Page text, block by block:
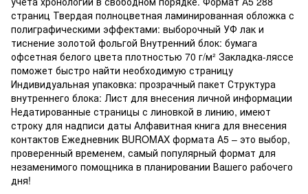
страниц Твердая полноцветная ламинированная обложка с
полиграфическими эффектами: выборочный УФ лак и
тиснение золотой фольгой Внутренний блок: бумага
офсетная белого цвета плотностью 70 г/м² Закладка-ляссе
поможет быстро найти необходимую страницу
Индивидуальная упаковка: прозрачный пакет Структура
внутреннего блока: Лист для внесения личной информации
Недатированные страницы с линовкой в линию, имеют
строку для надписи даты Алфавитная книга для внесения
контактов Ежедневник BUROMAX формата А5 – это выбор,
проверенный временем, самый популярный формат для
незаменимого помощника в планировании Вашего рабочего
дня!